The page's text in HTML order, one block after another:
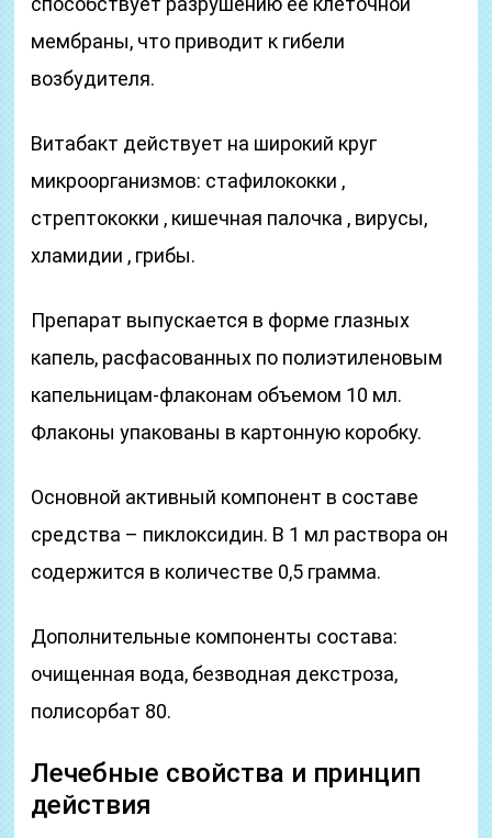
мембраны, что приводит к гибели
возбудителя.
Витабакт действует на широкий круг
микроорганизмов: стафилококки ,
стрептококки , кишечная палочка , вирусы,
хламидии , грибы.
Препарат выпускается в форме глазных
капель, расфасованных по полиэтиленовым
капельницам-флаконам объемом 10 мл.
Флаконы упакованы в картонную коробку.
Основной активный компонент в составе
средства – пиклоксидин. В 1 мл раствора он
содержится в количестве 0,5 грамма.
Дополнительные компоненты состава:
очищенная вода, безводная декстроза,
полисорбат 80.
Лечебные свойства и принцип
действия